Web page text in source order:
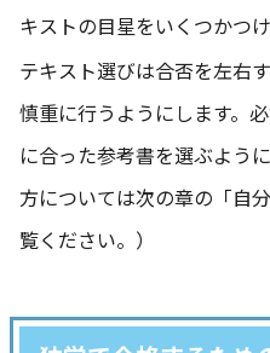
キストの目星をいくつかつ
テキスト選びは合否を左右
慎重に行うようにします。
に合った参考書を選ぶよう
方については次の章の「自
覧ください。）